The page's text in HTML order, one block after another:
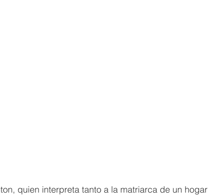
quien interpreta tanto a la matriarca de un hogar